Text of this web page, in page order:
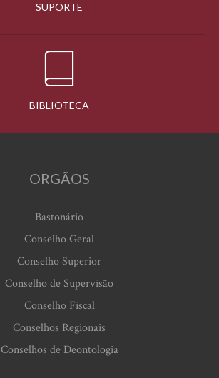
SUPORTE
BIBLIOTECA
ORGÃOS
Bastonário
Conselho Geral
Conselho Superior
Conselho de Supervisão
Conselho Fiscal
Conselhos Regionais
Conselhos de Deontologia